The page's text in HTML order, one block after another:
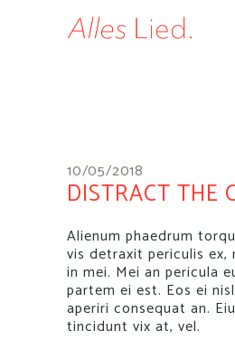
10/05/2018
DISTRACT THE
Alienum phaedrum
vis detraxit periculis ex,
in mei. Mei an pericula
partem ei est. Eos ei
aperiri consequat an.
tincidunt vix at, vel.